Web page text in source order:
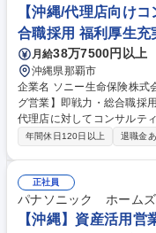
【沖縄/代理店向け
合職採用 福利厚生充
月給38万7500円以上
沖縄県那覇市
企業名 ソニー生命保険株式会社 求人名 【沖縄/代理店向けコンサ
グ営業】即戦力・総合職採用★福利厚生充実
代理店に対してコンサルテ
成やマーケティング等の支
(教育、販売戦略の立案、商
定支援、管理)(4)担当エリ
同業他社の販売戦略分析
理店営業拠点メンバーで協
年間休日120日以上 退職金
正社員
パナソニック ホーム
【沖縄】資産活用